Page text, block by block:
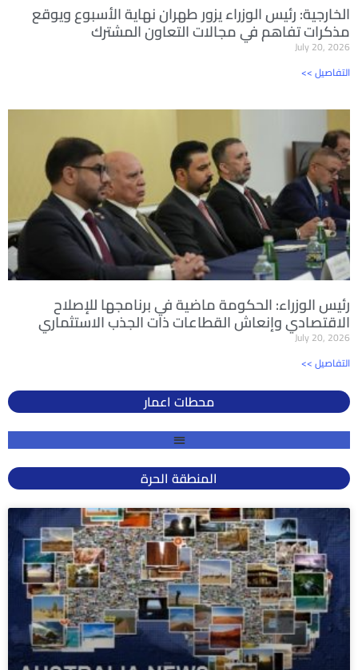
الخارجية: رئيس الوزراء يزور طهران نهاية الأسبوع ويوقع
مذكرات تفاهم في مجالات التعاون المشترك
July 20, 2026
<< التفاصيل
رئيس الوزراء: الحكومة ماضية في برنامجها للإصلاح
الاقتصادي وإنعاش القطاعات ذات الجذب الاستثماري
July 20, 2026
<< التفاصيل
محطات اعمار
المنطقة الحرة